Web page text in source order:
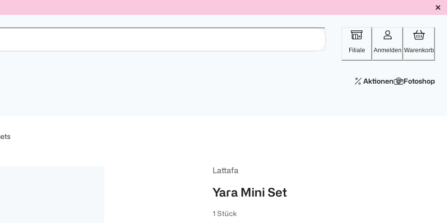
Filiale Anmelden Warenkorb
Aktionen Fotoshop
Lattafa
Yara Mini Set
1 Stück